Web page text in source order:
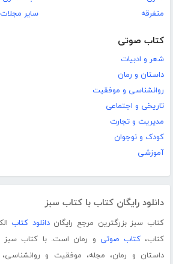
متفرقه
سایر مجلات
کتاب صوتی
شعر و ادبیات
داستان و رمان
روانشناسی و موفقیت
تاریخی و اجتماعی
مدیریت و تجارت
کودک و نوجوان
آموزشی
دانلود رایگان کتاب با کتاب سبز
کتاب سبز بزرگترین مرجع رایگاندانلود کتاب
کتاب،کتاب صوتی و رمان است. با کتاب سبز
داستان و رمان، مجله، موفقیت و روانشناسی،